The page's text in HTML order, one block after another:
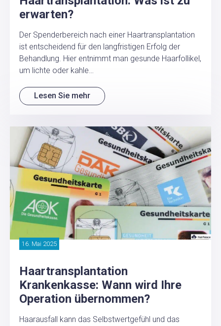
erwarten?
Der Spenderbereich nach einer Haartransplantation
ist entscheidend für den langfristigen Erfolg der
Behandlung. Hier entnimmt man gesunde Haarfollikel,
um lichte oder kahle…
Lesen Sie mehr
16. Mai 2025
Haartransplantation
Krankenkasse: Wann wird Ihre
Operation übernommen?
Haarausfall kann das Selbstwertgefühl und das